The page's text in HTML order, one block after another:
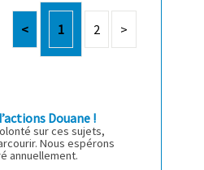
< 1 2 >
Douane !
sur ces sujets,
Nous espérons
annuellement.